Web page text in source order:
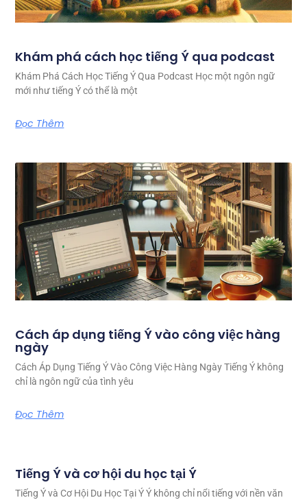
Khám phá cách học tiếng Ý qua podcast
Khám Phá Cách Học Tiếng Ý Qua Podcast Học một ngôn ngữ
mới như tiếng Ý có thể là một
Đọc Thêm
Cách áp dụng tiếng Ý vào công việc hàng
ngày
Cách Áp Dụng Tiếng Ý Vào Công Việc Hàng Ngày Tiếng Ý không
chỉ là ngôn ngữ của tình yêu
Đọc Thêm
Tiếng Ý và cơ hội du học tại Ý
Tiếng Ý và Cơ Hội Du Học Tại Ý Ý không chỉ nổi tiếng với nền văn